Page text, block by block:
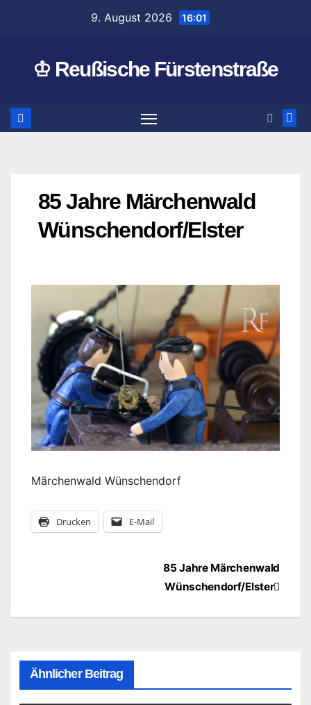
9. August 2026 16:01
♔ Reußische Fürstenstraße
85 Jahre Märchenwald
Wünschendorf/Elster
Märchenwald Wünschendorf
Drucken E-Mail
Beitragsnavigation85 Jahre Märchenwald
Wünschendorf/Elster
Ähnlicher Beitrag